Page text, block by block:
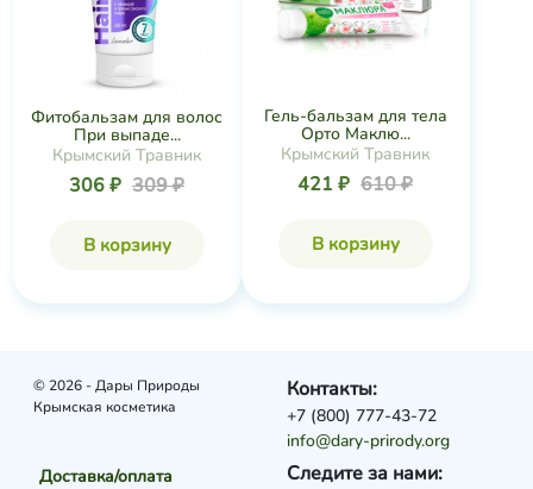
Фитобальзам для волос
При выпаде...
Крымский Травник
306 ₽ 309 ₽
В корзину
Гель-бальзам для тела
Орто Маклю...
Крымский Травник
421 ₽ 610 ₽
В корзину
© 2026 - Дары Природы
Крымская косметика
Доставка/оплата
Следите за нами:
Контакты:
+7 (800) 777-43-72
info@dary-prirody.org